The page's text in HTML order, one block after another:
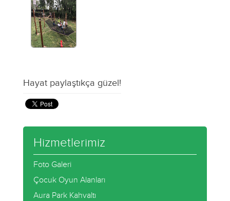
Hayat paylaştıkça güzel!
Hizmetlerimiz
Foto Galeri
Çocuk Oyun Alanları
Aura Park Kahvaltı